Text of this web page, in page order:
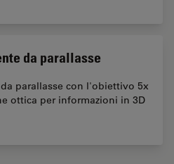
da parallasse
parallasse con l'obiettivo 5x
ottica per informazioni in 3D